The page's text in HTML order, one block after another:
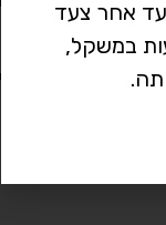
אחר צעד
במשקל,